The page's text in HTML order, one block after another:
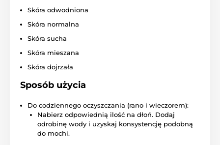
Skóra odwodniona
Skóra normalna
Skóra sucha
Skóra mieszana
Skóra dojrzała
Sposób użycia
Do codziennego oczyszczania (rano i wieczorem):
Nabierz odpowiednią ilość na dłoń. Dodaj
odrobinę wody i uzyskaj konsystencję podobną
do mochi.